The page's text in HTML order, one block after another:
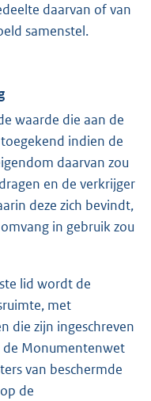
daarvan of van
samenstel.
waarde die aan de
indien de
daarvan zou
en de verkrijger
deze zich bevindt,
in gebruik zou
lid wordt de
met
die zijn ingeschreven
de Monumentenwet
van beschermde
de